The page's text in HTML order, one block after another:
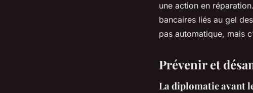
une action en
bancaires liés au gel
pas automatique, mais
Prévenir et
La diplomatie avant